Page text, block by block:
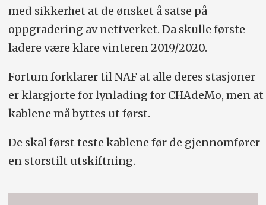
med sikkerhet at de ønsket å satse på
oppgradering av nettverket. Da skulle første
ladere være klare vinteren 2019/2020.
Fortum forklarer til NAF at alle deres stasjoner
er klargjorte for lynlading for CHAdeMo, men at
kablene må byttes ut først.
De skal først teste kablene før de gjennomfører
en storstilt utskiftning.